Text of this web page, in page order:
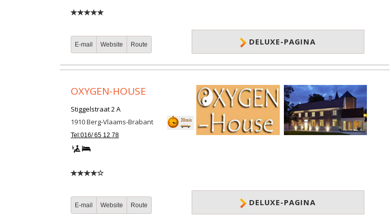
E-mail Website Route DELUXE-PAGINA
OXYGEN-HOUSE
Stiggelstraat 2 A
1910Berg-Vlaams-Brabant
Tel:016/ 65 12 78
E-mail Website Route DELUXE-PAGINA